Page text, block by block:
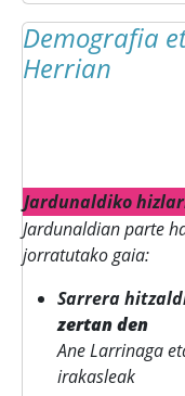
Demografia
Herrian
Jardunaldiko
Jardunaldian parte
jorratutako gaia:
Sarrera
zertan den
Ane Larrinaga
irakasleak